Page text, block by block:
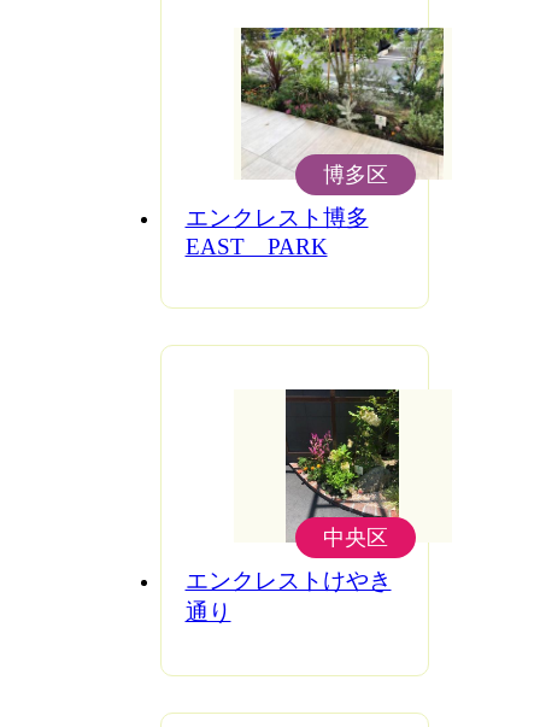
エンクレスト博多
EAST PARK
博多区
エンクレストけやき
通り
中央区